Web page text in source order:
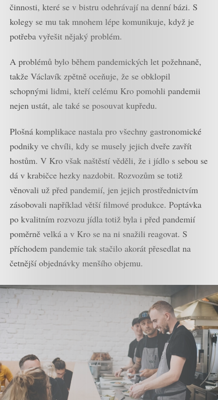
činnosti, které se v bistru odehrávají na denní bázi. S
kolegy se mu tak mnohem lépe komunikuje, když je
potřeba vyřešit nějaký problém.
A problémů bylo během pandemických let požehnaně,
takže Václavík zpětně oceňuje, že se obklopil
schopnými lidmi, kteří celému Kro pomohli pandemii
nejen ustát, ale také se posouvat kupředu.
Plošná komplikace nastala pro všechny gastronomické
podniky ve chvíli, kdy se musely jejich dveře zavřít
hostům. V Kro však naštěstí věděli, že i jídlo s sebou se
dá v krabičce hezky nazdobit. Rozvozům se totiž
věnovali už před pandemií, jen jejich prostřednictvím
zásobovali například větší filmové produkce. Poptávka
po kvalitním rozvozu jídla totiž byla i před pandemií
poměrně velká a v Kro se na ni snažili reagovat. S
příchodem pandemie tak stačilo akorát přesedlat na
četnější objednávky menšího objemu.